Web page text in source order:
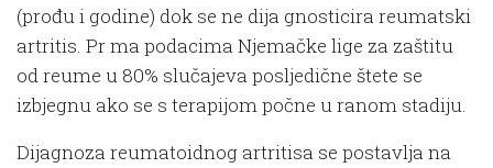
(prođu i godine) dok se ne dija gnosticira reumatski
artritis. Pr ma podacima Njemačke lige za zaštitu
od reume u 80% slučajeva posljedične štete se
izbjegnu ako se s terapijom počne u ranom stadiju.
Dijagnoza reumatoidnog artritisa se postavlja na